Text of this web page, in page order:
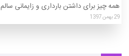
همه چیز برای داشتن بارداری و زایمانی سالم
29بهمن1397